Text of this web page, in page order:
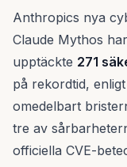
Anthropics nya
Claude Mythos
upptäckte 271
på rekordtid,
omedelbart
tre av
officiella CVE-